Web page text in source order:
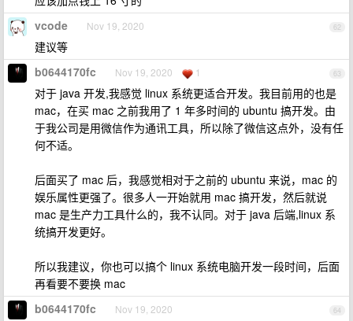
62
vcode Nov 19, 2020
建议等
63
b0644170fc Nov 19, 2020 1
对于 java 开发,我感觉 linux 系统更适合开发。我目前用的也是
mac，在买 mac 之前我用了 1 年多时间的 ubuntu 搞开发。由
于我公司是用微信作为通讯工具，所以除了微信这点外，没有任
何不适。
后面买了 mac 后，我感觉相对于之前的 ubuntu 来说，mac 的
娱乐属性更强了。很多人一开始就用 mac 搞开发，然后就说
mac 是生产力工具什么的，我不认同。对于 java 后端,linux 系
统搞开发更好。
所以我建议，你也可以搞个 linux 系统电脑开发一段时间，后面
再看要不要换 mac
64
b0644170fc Nov 19, 2020